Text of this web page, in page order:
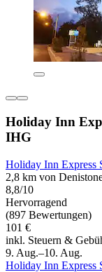
Holiday Inn
IHG
Holiday Inn Express
2,8 km von
8,8/10
Hervorragend
(897 Bewertungen)
101 €
inkl. Steuern &
9. Aug.–10. Aug.
Holiday Inn Express